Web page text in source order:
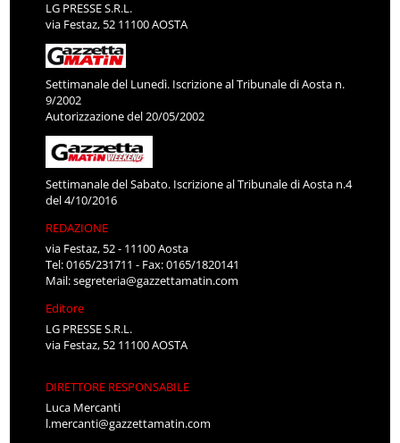
LG PRESSE S.R.L.
via Festaz, 52 11100 AOSTA
Settimanale del Lunedì. Iscrizione al Tribunale di Aosta n.
9/2002
Autorizzazione del 20/05/2002
Settimanale del Sabato. Iscrizione al Tribunale di Aosta n.4
del 4/10/2016
REDAZIONE
via Festaz, 52 - 11100 Aosta
Tel: 0165/231711 - Fax: 0165/1820141
Mail:segreteria@gazzettamatin.com
Editore
LG PRESSE S.R.L.
via Festaz, 52 11100 AOSTA
DIRETTORE RESPONSABILE
Luca Mercanti
l.mercanti@gazzettamatin.com